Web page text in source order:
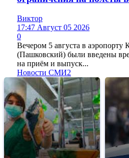
Виктор
17:47 Август 05 2026
0
Вечером 5 августа в аэропорту
(Пашковский) были введены
на приём и выпуск...
Новости СМИ2